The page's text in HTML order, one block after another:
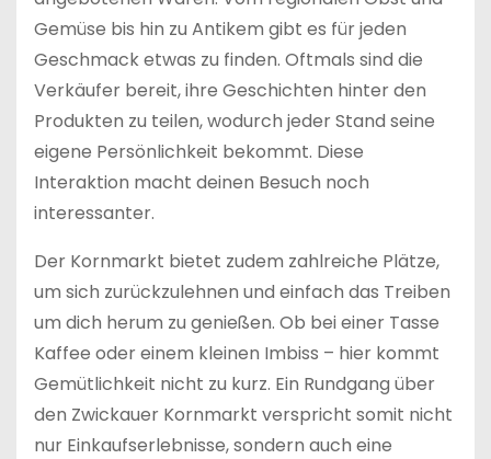
Gemüse bis hin zu Antikem gibt es für jeden
Geschmack etwas zu finden. Oftmals sind die
Verkäufer bereit, ihre Geschichten hinter den
Produkten zu teilen, wodurch jeder Stand seine
eigene Persönlichkeit bekommt. Diese
Interaktion macht deinen Besuch noch
interessanter.
Der Kornmarkt bietet zudem zahlreiche Plätze,
um sich zurückzulehnen und einfach das Treiben
um dich herum zu genießen. Ob bei einer Tasse
Kaffee oder einem kleinen Imbiss – hier kommt
Gemütlichkeit nicht zu kurz. Ein Rundgang über
den Zwickauer Kornmarkt verspricht somit nicht
nur Einkaufserlebnisse, sondern auch eine